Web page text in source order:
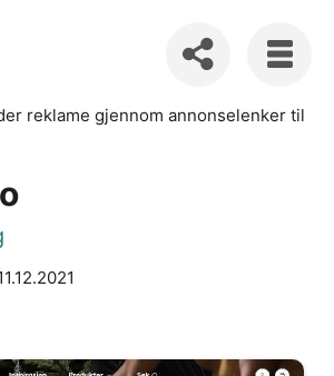
reklame gjennom annonselenker til